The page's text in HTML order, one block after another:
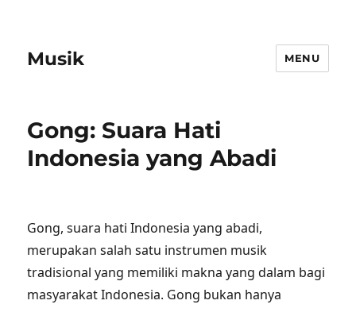
Musik MENU
Gong: Suara Hati
Indonesia yang Abadi
Gong, suara hati Indonesia yang abadi,
merupakan salah satu instrumen musik
tradisional yang memiliki makna yang dalam bagi
masyarakat Indonesia. Gong bukan hanya